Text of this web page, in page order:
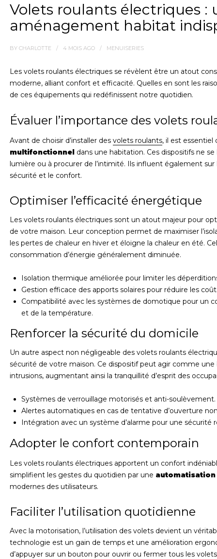
Volets roulants électriques :
aménagement habitat
BY CHARLOTTE 4 MOIS AGO MENUISERIES
Les volets roulants électriques se révèlent être un atout
moderne, alliant confort et efficacité. Quelles en sont les
de ces équipements qui redéfinissent notre quotidien.
Évaluer l’importance des volets
Avant de choisir d’installer des volets roulants, il est
multifonctionnel dans une habitation. Ces dispositifs ne
lumière ou à procurer de l’intimité. Ils influent également
sécurité et le confort.
Optimiser l’efficacité énergétique
Les volets roulants électriques sont un atout majeur pour
de votre maison. Leur conception permet de maximiser
les pertes de chaleur en hiver et éloigne la chaleur en été.
consommation d’énergie généralement diminuée.
Isolation thermique améliorée pour limiter les
Gestion efficace des apports solaires pour réduire les
Compatibilité avec les systèmes de domotique pour un
et de la température.
Renforcer la sécurité du domicile
Un autre aspect non négligeable des volets roulants
sécurité de votre maison. Ce dispositif peut agir comme une
intrusions, augmentant ainsi la tranquillité d’esprit des
Systèmes de verrouillage motorisés et anti-soulèvement.
Alertes automatiques en cas de tentative d’ouverture
Intégration avec un système d’alarme pour une sécurité
Adopter le confort contemporain
Les volets roulants électriques apportent un confort
simplifient les gestes du quotidien par une automatisation
modernes des utilisateurs.
Faciliter l’utilisation quotidienne
Avec la motorisation, l’utilisation des volets devient un
technologie est un gain de temps et une amélioration
d’appuyer sur un bouton pour ouvrir ou fermer tous les